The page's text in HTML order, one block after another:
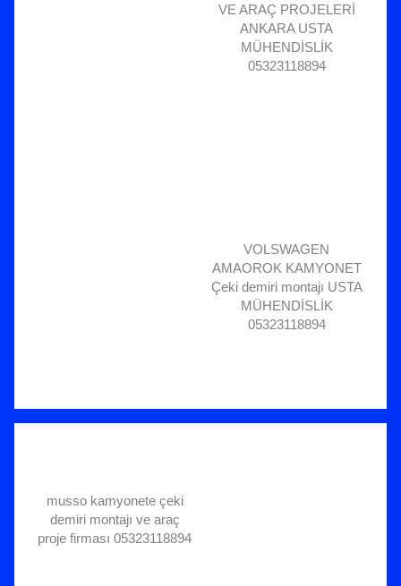
VE ARAÇ PROJELERİ
ANKARA USTA
MÜHENDİSLİK
05323118894
VOLSWAGEN
AMAOROK KAMYONET
Çeki demiri montajı USTA
MÜHENDİSLİK
05323118894
musso kamyonete çeki
demiri montajı ve araç
proje firması 05323118894